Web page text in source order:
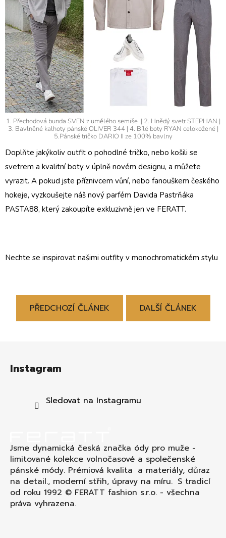
1. Přechodová bunda SVEN z umělého semiše | 2. Hnědý svetr STEPHAN |
3. Bavlněné kalhoty pánské OLIVER 344 | 4. Bílé boty RYAN celokožené |
5.Pánské tričko DARIO II ze 100% bavlny
Doplňte jakýkoliv outfit o pohodlné tričko, nebo košili se
svetrem a kvalitníboty v úplně novém designu, a můžete
vyrazit. A pokud jste příznivcem vůní, nebo fanouškem českého
hokeje, vyzkoušejte náš nový parfém Davida Pastrňáka
PASTA88, který zakoupíte exkluzivně jen ve FERATT.
Nechte se inspirovat našimi outfity v monochromatickém stylu
PŘEDCHOZÍ ČLÁNEK DALŠÍ ČLÁNEK
Instagram
Sledovat na Instagramu
Jsme dynamická česká značka ódy pro muže -
limitované kolekce volnočasové a společenské
pánské módy. Prémiová kvalita a materiály, důraz
na detail., moderní střih, úpravy na míru. S tradicí
od roku 1992 © FERATT fashion s.r.o. - všechna
práva vyhrazena.